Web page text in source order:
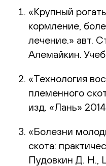
«Крупный
кормление,
лечение.» авт.
Алемайкин.
«Технология
племенного
изд. «Лань» 2014
«Болезни
скота:
Пудовкин Д. Н.,